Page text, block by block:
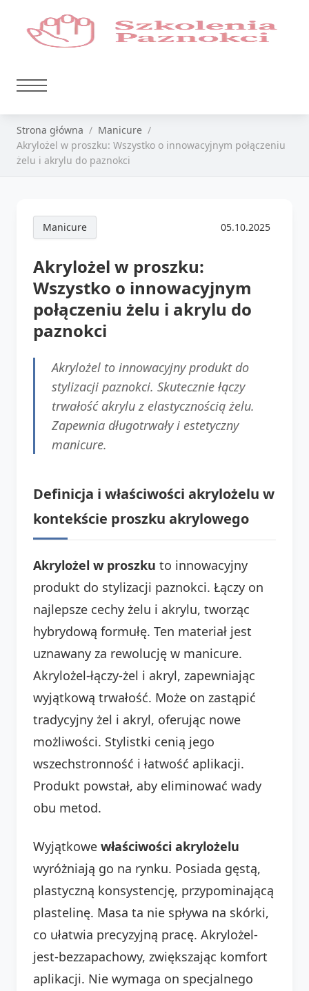
Strona główna
Manicure
Akrylożel w proszku: Wszystko o innowacyjnym połączeniu
żelu i akrylu do paznokci
Manicure 05.10.2025
Akrylożel w proszku:
Wszystko o innowacyjnym
połączeniu żelu i akrylu do
paznokci
Akrylożel to innowacyjny produkt do
stylizacji paznokci. Skutecznie łączy
trwałość akrylu z elastycznością żelu.
Zapewnia długotrwały i estetyczny
manicure.
Definicja i właściwości akrylożelu w
kontekście proszku akrylowego
Akrylożel w proszku to innowacyjny
produkt do stylizacji paznokci. Łączy on
najlepsze cechy żelu i akrylu, tworząc
hybrydową formułę. Ten materiał jest
uznawany za rewolucję w manicure.
Akrylożel-łączy-żel i akryl, zapewniając
wyjątkową trwałość. Może on zastąpić
tradycyjny żel i akryl, oferując nowe
możliwości. Stylistki cenią jego
wszechstronność i łatwość aplikacji.
Produkt powstał, aby eliminować wady
obu metod.
Wyjątkowe właściwości akrylożelu
wyróżniają go na rynku. Posiada gęstą,
plastyczną konsystencję, przypominającą
plastelinę. Masa ta nie spływa na skórki,
co ułatwia precyzyjną pracę. Akrylożel-
jest-bezzapachowy, zwiększając komfort
aplikacji. Nie wymaga on specjalnego